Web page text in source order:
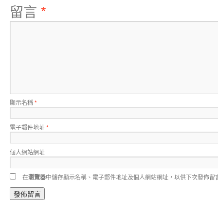
留言 *
顯示名稱*
電子郵件地址*
個人網站網址
在瀏覽器中儲存顯示名稱、電子郵件地址及個人網站網址，以供下次發佈留